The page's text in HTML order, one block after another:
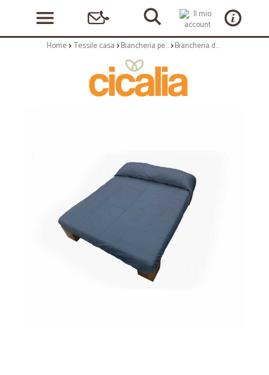
Home Tessile casa Biancheria per il letto Biancheria da letto: Beatriz 2 set copripiumino 100% cotone jeans